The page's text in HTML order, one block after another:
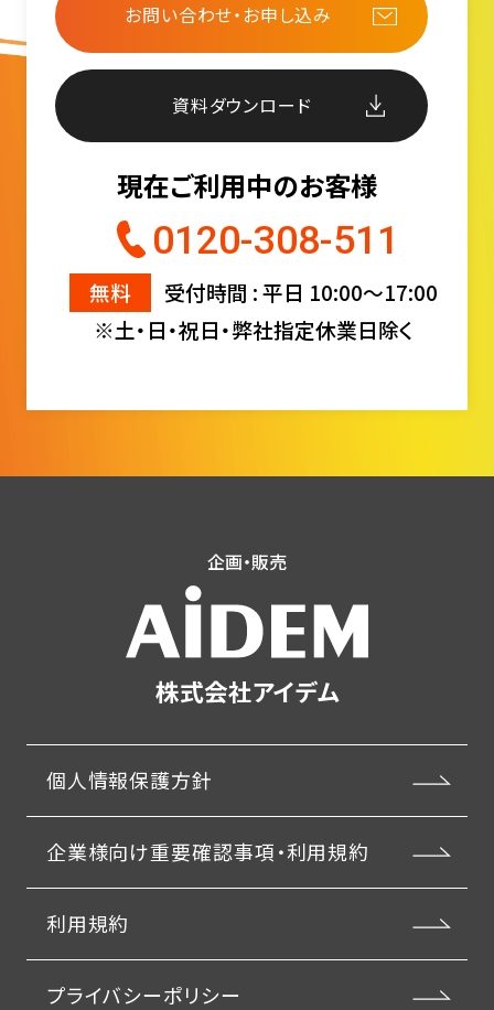
お問い合わせ・お申し込み
資料ダウンロード
現在ご利用中のお客様
0120-308-511
無料
受付時間 : 平日 10:00〜17:00
※土・日・祝日・弊社指定休業日除く
企画・販売
株式会社アイデム
個人情報保護方針
企業様向け重要確認事項・利用規約
利用規約
プライバシーポリシー